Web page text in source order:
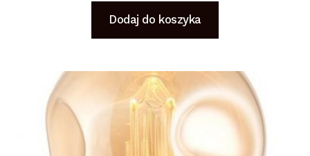
Dodaj do koszyka